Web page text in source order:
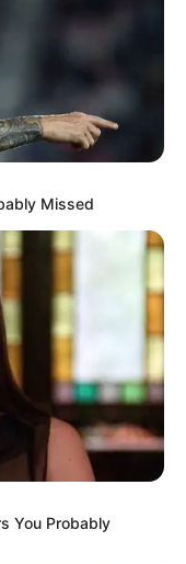
Missed
You Probably